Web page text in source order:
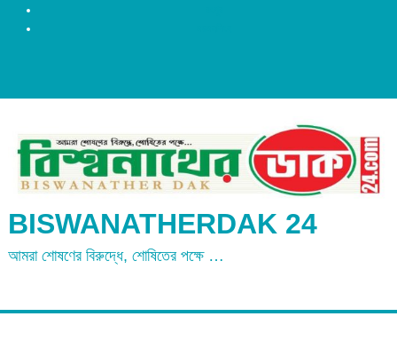
BISWANATHERDAK 24
আমরা শোষণের বিরুদ্ধে, শোষিতের পক্ষে …